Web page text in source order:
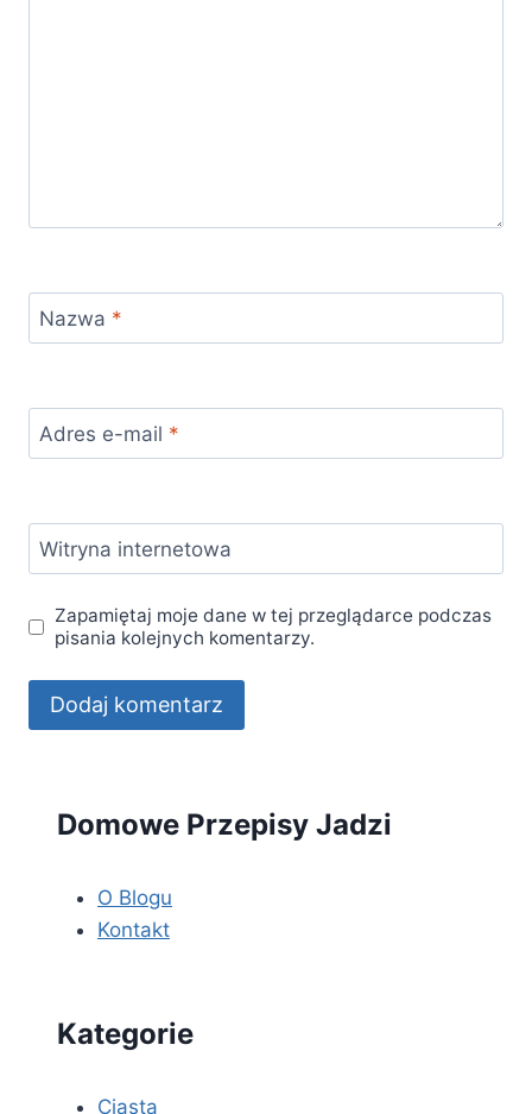
Nazwa *
Adres e-mail *
Witryna internetowa
Zapamiętaj moje dane w tej przeglądarce podczas
pisania kolejnych komentarzy.
Domowe Przepisy Jadzi
O Blogu
Kontakt
Kategorie
Ciasta